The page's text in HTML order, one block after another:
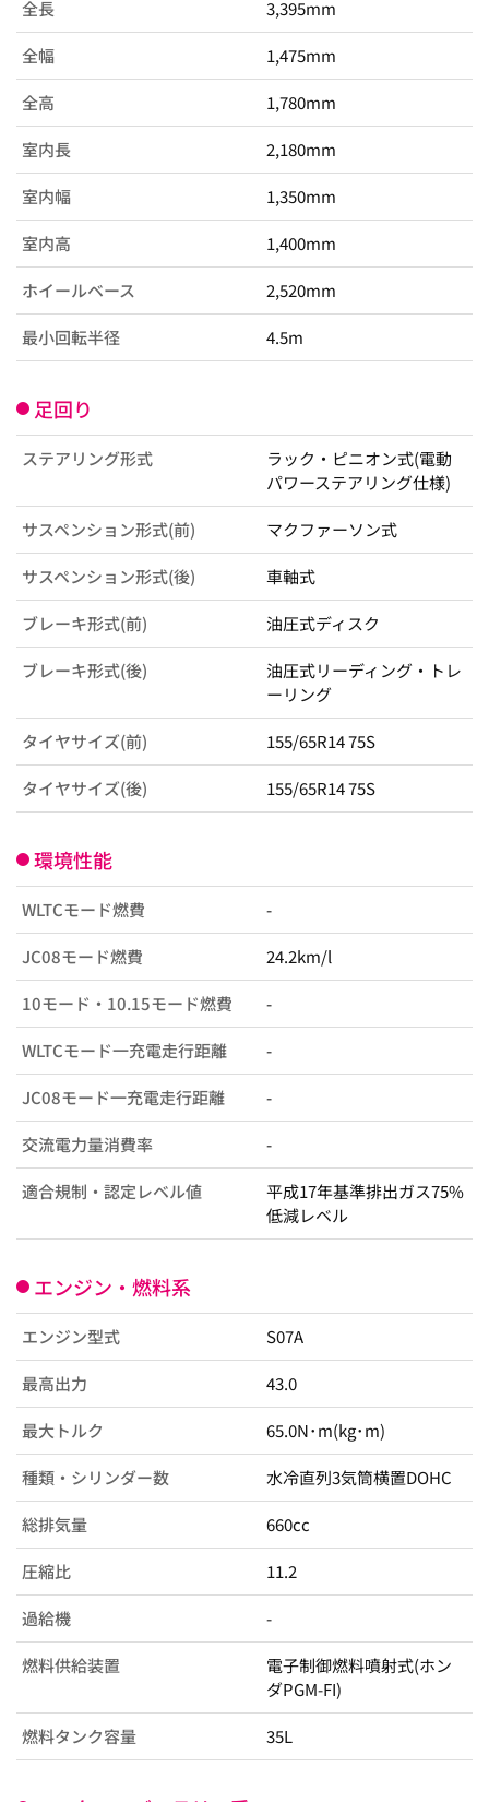
全長 3,395mm
全幅 1,475mm
全高 1,780mm
室内長 2,180mm
室内幅 1,350mm
室内高 1,400mm
ホイールベース 2,520mm
最小回転半径 4.5m
足回り
ステアリング形式
ラック・ピニオン式(電動
パワーステアリング仕様)
サスペンション形式(前) マクファーソン式
サスペンション形式(後) 車軸式
ブレーキ形式(前) 油圧式ディスク
ブレーキ形式(後)
油圧式リーディング・トレ
ーリング
タイヤサイズ(前) 155/65R14 75S
タイヤサイズ(後) 155/65R14 75S
環境性能
WLTCモード燃費 -
JC08モード燃費 24.2km/l
10モード・10.15モード燃費 -
WLTCモード一充電走行距離 -
JC08モード一充電走行距離 -
交流電力量消費率 -
適合規制・認定レベル値
平成17年基準排出ガス75%
低減レベル
エンジン・燃料系
エンジン型式 S07A
最高出力 43.0
最大トルク 65.0N･m(kg･m)
種類・シリンダー数 水冷直列3気筒横置DOHC
総排気量 660cc
圧縮比 11.2
過給機 -
燃料供給装置
電子制御燃料噴射式(ホン
ダPGM-FI)
燃料タンク容量 35L